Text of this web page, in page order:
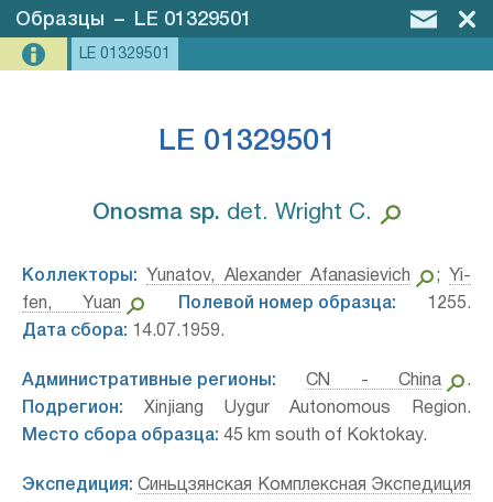
Образцы – LE 01329501
LE 01329501
LE 01329501
Onosma sp.⁣ det. Wright C.
Коллекторы: Yunatov, Alexander Afanasievich ;
Yi-
fen, Yuan
Полевой номер образца: 1255.
Дата сбора: 14.07.1959.
Административные регионы: CN - China
.
Подрегион: Xinjiang Uygur Autonomous Region.
Место сбора образца: 45 km south of Koktokay.
Экспедиция: Синьцзянская Комплексная Экспедиция